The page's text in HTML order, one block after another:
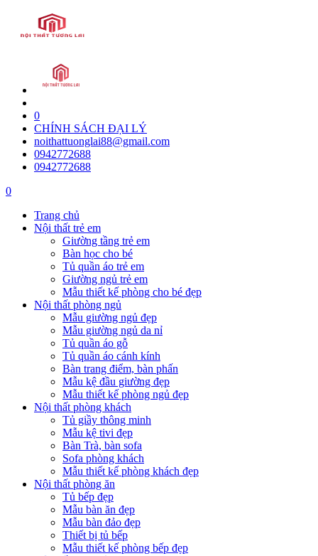
0
CHÍNH SÁCH ĐẠI LÝ
noithattuonglai88@gmail.com
0942772688
0942772688
0
Trang chủ
Nội thất trẻ em
Giường tầng trẻ em
Bàn học cho bé
Tủ quần áo trẻ em
Giường ngủ trẻ em
Mẫu thiết kế phòng cho bé đẹp
Nội thất phòng ngủ
Mẫu giường ngủ đẹp
Mẫu giường ngủ da nỉ
Tủ quần áo gỗ
Tủ quần áo cánh kính
Bàn trang điểm, bàn phấn
Mẫu kệ đầu giường đẹp
Mẫu thiết kế phòng ngủ đẹp
Nội thất phòng khách
Tủ giầy thông minh
Mẫu kệ tivi đẹp
Bàn Trà, bàn sofa
Sofa phòng khách
Mẫu thiết kế phòng khách đẹp
Nội thất phòng ăn
Tủ bếp đẹp
Mẫu bàn ăn đẹp
Mẫu bàn đảo đẹp
Thiết bị tủ bếp
Mẫu thiết kế phòng bếp đẹp